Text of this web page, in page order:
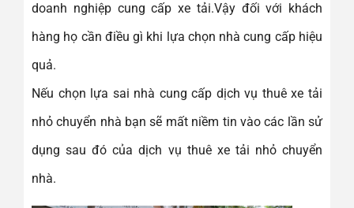
doanh nghiệp cung cấp xe tải.Vậy đối với khách
hàng họ cần điều gì khi lựa chọn nhà cung cấp hiệu
quả.
Nếu chọn lựa sai nhà cung cấp dịch vụ thuê xe tải
nhỏ chuyển nhà bạn sẽ mất niềm tin vào các lần sử
dụng sau đó của dịch vụ thuê xe tải nhỏ chuyển
nhà.